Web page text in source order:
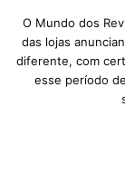
O Mundo dos
das lojas
diferente, com
esse período